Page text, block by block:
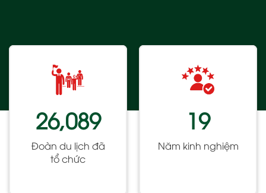
26,089
Đoàn du lịch đã
tổ chức
19
Năm kinh nghiệm